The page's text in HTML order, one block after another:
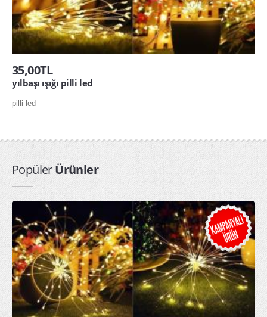
35,00TL
yılbaşı ışığı pilli led
pilli led
PopülerÜrünler